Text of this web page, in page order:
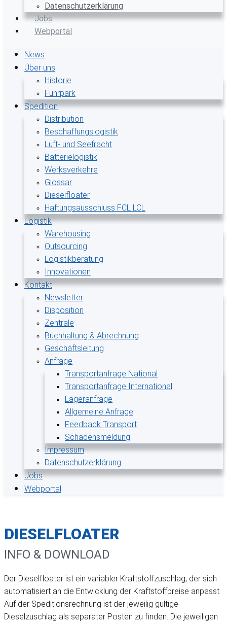
Datenschutzerklärung
Jobs
Webportal
News
Über uns
Historie
Fuhrpark
Spedition
Distribution
Beschaffungslogistik
Luft- und Seefracht
Batterielogistik
Werksverkehre
Glossar
Dieselfloater
Haftungsausschluss FCL LCL
Logistik
Warehousing
Outsourcing
Logistikberatung
Innovationen
Kontakt
Newsletter
Disposition
Zentrale
Buchhaltung & Abrechnung
Geschäftsleitung
Anfrage
Transportanfrage National
Transportanfrage International
Lageranfrage
Allgemeine Anfrage
Feedback Transport
Schadensmeldung
Impressum
Datenschutzerklärung
Jobs
Webportal
DIESELFLOATER
INFO & DOWNLOAD
Der Dieselfloater ist ein variabler Kraftstoffzuschlag, der sich
automatisiert an die Entwicklung der Kraftstoffpreise anpasst.
Auf der Speditionsrechnung ist der jeweilig gültige
Dieselzuschlag als separater Posten zu finden. Die jeweiligen